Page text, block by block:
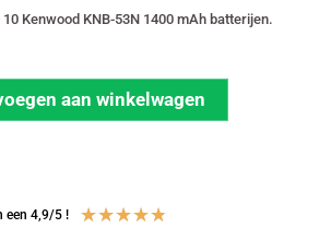
Kenwood KNB-53N 1400 mAh batterijen.
aan winkelwagen
een 4,9/5 ! ★★★★★